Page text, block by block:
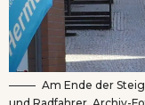
Am Ende der